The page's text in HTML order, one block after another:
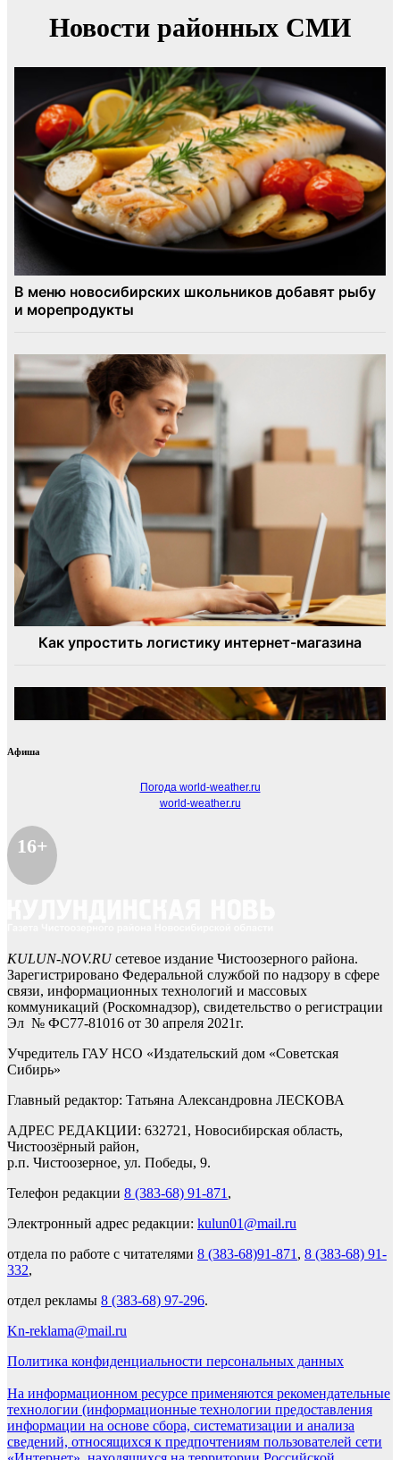
Афиша
Погода world-weather.ru
world-weather.ru
16+
KULUN-NOV.RUсетевое издание Чистоозерного района.
Зарегистрировано Федеральной службой по надзору в сфере
связи, информационных технологий и массовых
коммуникаций (Роскомнадзор), свидетельство о регистрации
Эл № ФС77-81016 от 30 апреля 2021г.
Учредитель ГАУ НСО «Издательский дом «Советская
Сибирь»
Главный редактор: Татьяна Александровна ЛЕСКОВА
АДРЕС РЕДАКЦИИ: 632721, Новосибирская область,
Чистоозёрный район,
р.п. Чистоозерное, ул. Победы, 9.
Телефон редакции 8 (383-68) 91-871 ,
Электронный адрес редакции: kulun01@mail.ru
отдела по работе с читателями 8 (383-68)91-871 , 8 (383-68) 91-
332,
отдел рекламы 8 (383-68) 97-296.
Kn-reklama@mail.ru
Политика конфиденциальности персональных данных
На информационном ресурсе применяются рекомендательные
технологии (информационные технологии предоставления
информации на основе сбора, систематизации и анализа
сведений, относящихся к предпочтениям пользователей сети